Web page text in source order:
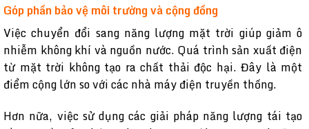
Góp phần bảo vệ môi trường và cộng đồng
Việc chuyển đổi sang năng lượng mặt trời giúp giảm ô
nhiễm không khí và nguồn nước. Quá trình sản xuất điện
từ mặt trời không tạo ra chất thải độc hại. Đây là một
điểm cộng lớn so với các nhà máy điện truyền thống.
Hơn nữa, việc sử dụng các giải pháp năng lượng tái tạo